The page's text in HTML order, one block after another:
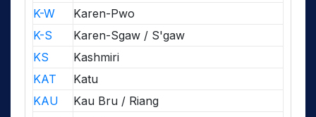
K-W
Karen-Pwo
K-S
Karen-Sgaw / S'gaw
KS
Kashmiri
KAT
Katu
KAU
Kau Bru / Riang